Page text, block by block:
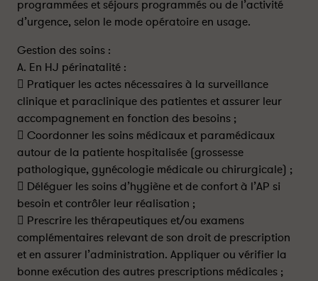
programmées et séjours programmés ou de l’activité
d’urgence, selon le mode opératoire en usage.
Gestion des soins :
A. En HJ périnatalité :
 Pratiquer les actes nécessaires à la surveillance
clinique et paraclinique des patientes et assurer leur
accompagnement en fonction des besoins ;
 Coordonner les soins médicaux et paramédicaux
autour de la patiente hospitalisée (grossesse
pathologique, gynécologie médicale ou chirurgicale) ;
 Déléguer les soins d’hygiène et de confort à l’AP si
besoin et contrôler leur réalisation ;
 Prescrire les thérapeutiques et/ou examens
complémentaires relevant de son droit de prescription
et en assurer l’administration. Appliquer ou vérifier la
bonne exécution des autres prescriptions médicales ;